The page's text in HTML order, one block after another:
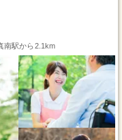
南駅から2.1km